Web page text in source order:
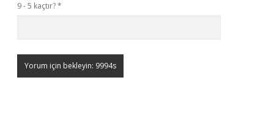
9 - 5 kaçtır?*